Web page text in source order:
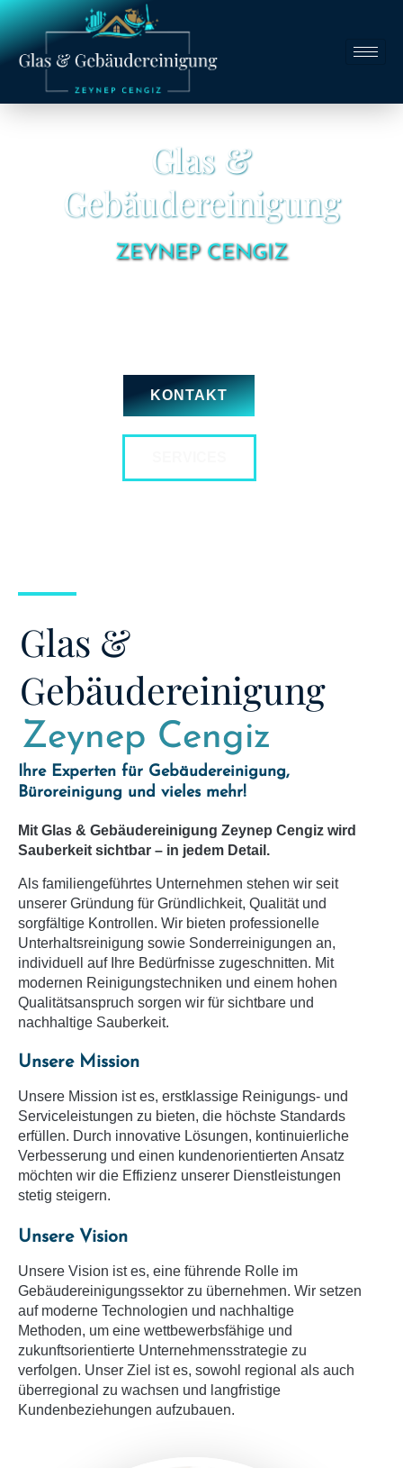
Glas &
Gebäudereinigung
ZEYNEP CENGIZ
KONTAKT
Glas &
Gebäudereinigung
Zeynep Cengiz
Ihre Experten für Gebäudereinigung,
Büroreinigung und vieles mehr!
Mit Glas & Gebäudereinigung Zeynep Cengiz wird
Sauberkeit sichtbar – in jedem Detail.
Als familiengeführtes Unternehmen stehen wir seit
unserer Gründung für Gründlichkeit, Qualität und
sorgfältige Kontrollen. Wir bieten professionelle
Unterhaltsreinigung sowie Sonderreinigungen an,
individuell auf Ihre Bedürfnisse zugeschnitten. Mit
modernen Reinigungstechniken und einem hohen
Qualitätsanspruch sorgen wir für sichtbare und
nachhaltige Sauberkeit.
Unsere Mission
Unsere Mission ist es, erstklassige Reinigungs- und
Serviceleistungen zu bieten, die höchste Standards
erfüllen. Durch innovative Lösungen, kontinuierliche
Verbesserung und einen kundenorientierten Ansatz
möchten wir die Effizienz unserer Dienstleistungen
stetig steigern.
Unsere Vision
Unsere Vision ist es, eine führende Rolle im
Gebäudereinigungssektor zu übernehmen. Wir setzen
auf moderne Technologien und nachhaltige
Methoden, um eine wettbewerbsfähige und
zukunftsorientierte Unternehmensstrategie zu
verfolgen. Unser Ziel ist es, sowohl regional als auch
überregional zu wachsen und langfristige
Kundenbeziehungen aufzubauen.